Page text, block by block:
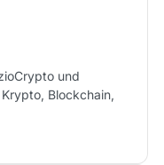
und
Blockchain,